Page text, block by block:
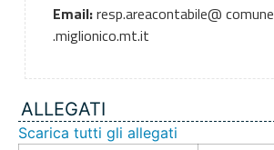
Email:resp.areacontabile@ comune
.miglionico.mt.it
ALLEGATI
Scarica tutti gli allegati